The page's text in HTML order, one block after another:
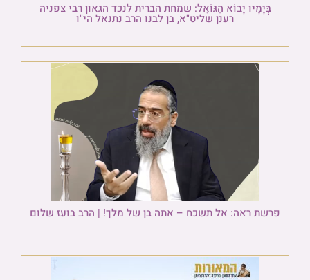
בְּיָמָיו יָבוֹא הַגּוֹאֵל: שמחת הברית לנכד הגאון רבי צפניה
רענן שליט"א, בן לבנו הרב נתנאל הי"ו
פרשת ראה: אל תשכח – אתה בן של מלך! | הרב בועז שלום